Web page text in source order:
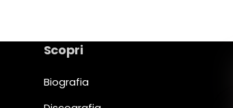
Scopri
Biografia